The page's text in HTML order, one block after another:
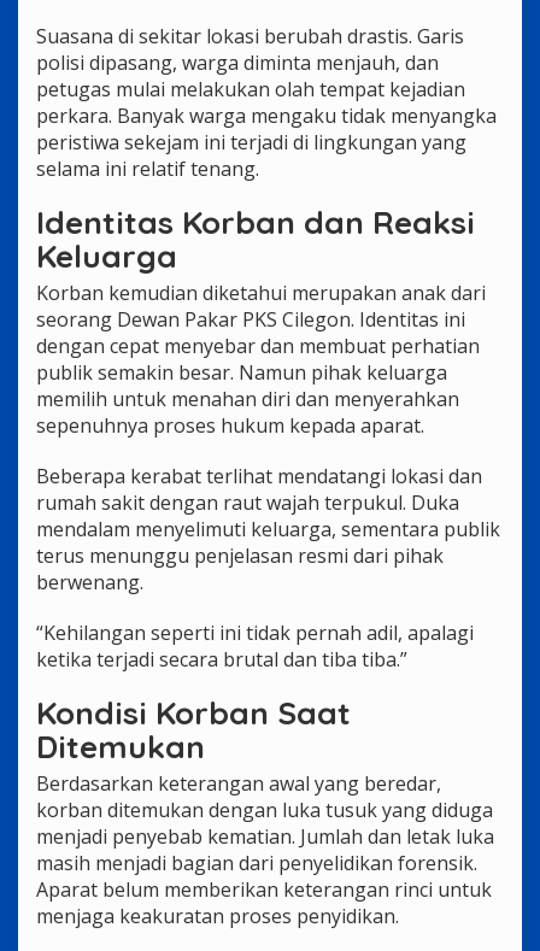
Suasana di sekitar lokasi berubah drastis. Garis
polisi dipasang, warga diminta menjauh, dan
petugas mulai melakukan olah tempat kejadian
perkara. Banyak warga mengaku tidak menyangka
peristiwa sekejam ini terjadi di lingkungan yang
selama ini relatif tenang.
Identitas Korban dan Reaksi
Keluarga
Korban kemudian diketahui merupakan anak dari
seorang Dewan Pakar PKS Cilegon. Identitas ini
dengan cepat menyebar dan membuat perhatian
publik semakin besar. Namun pihak keluarga
memilih untuk menahan diri dan menyerahkan
sepenuhnya proses hukum kepada aparat.
Beberapa kerabat terlihat mendatangi lokasi dan
rumah sakit dengan raut wajah terpukul. Duka
mendalam menyelimuti keluarga, sementara publik
terus menunggu penjelasan resmi dari pihak
berwenang.
“Kehilangan seperti ini tidak pernah adil, apalagi
ketika terjadi secara brutal dan tiba tiba.”
Kondisi Korban Saat
Ditemukan
Berdasarkan keterangan awal yang beredar,
korban ditemukan dengan luka tusuk yang diduga
menjadi penyebab kematian. Jumlah dan letak luka
masih menjadi bagian dari penyelidikan forensik.
Aparat belum memberikan keterangan rinci untuk
menjaga keakuratan proses penyidikan.